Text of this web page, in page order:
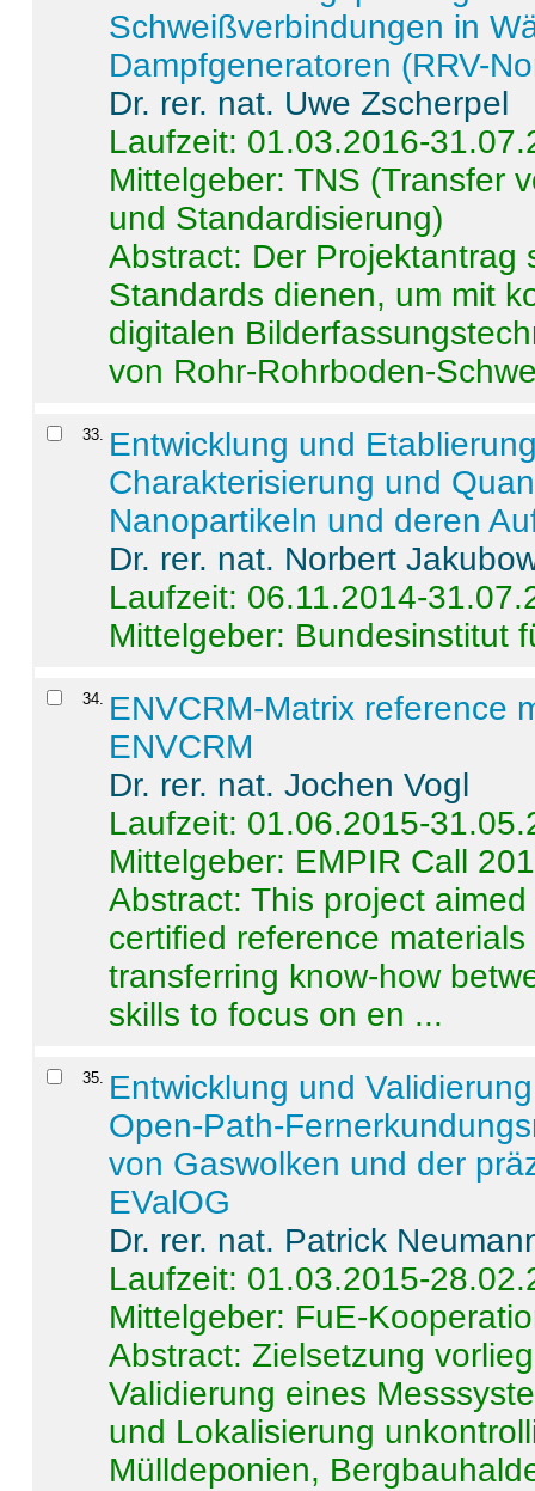
Schweißverbindungen in
Dampfgeneratoren (RRV-
Dr. rer. nat. Uwe Zscherpel
Laufzeit: 01.03.2016-
Mittelgeber: TNS (Transfer
und Standardisierung)
Abstract: Der Projektantrag
Standards dienen, um mit
digitalen
von Rohr-Rohrboden-
33. Entwicklung und
Charakterisierung und
Nanopartikeln und deren
Dr. rer. nat. Norbert
Laufzeit: 06.11.2014-
Mittelgeber: Bundesinstitut
34. ENVCRM-Matrix reference
ENVCRM
Dr. rer. nat. Jochen Vogl
Laufzeit: 01.06.2015-
Mittelgeber: EMPIR Call
Abstract:This project
certified reference
transferring know-how
skills to focus on en ...
35. Entwicklung und
Open-Path-
von Gaswolken und der
EValOG
Dr. rer. nat. Patrick
Laufzeit: 01.03.2015-
Mittelgeber: FuE-
Abstract:Zielsetzung
Validierung eines
und Lokalisierung
Mülldeponien,